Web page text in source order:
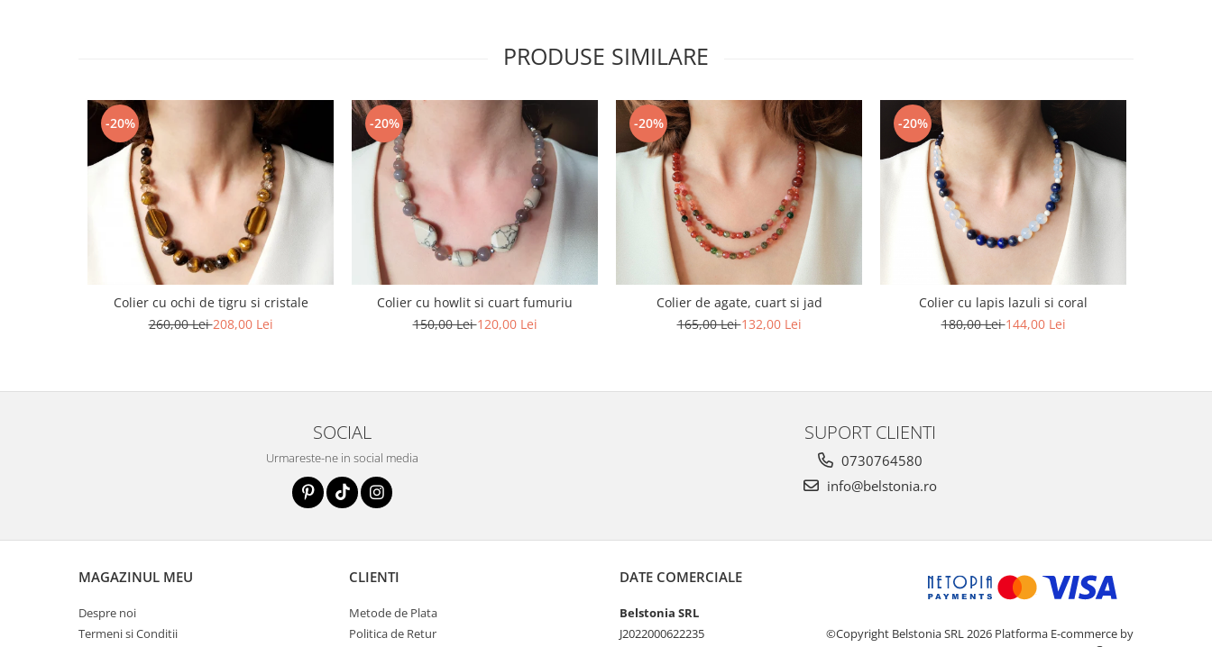
PRODUSE SIMILARE
-20%
Colier cu ochi de tigru si cristale
260,00 Lei208,00 Lei
-20%
Colier cu howlit si cuart fumuriu
150,00 Lei120,00 Lei
-20%
Colier de agate, cuart si jad
165,00 Lei132,00 Lei
-20%
Colier cu lapis lazuli si coral
180,00 Lei144,00 Lei
SOCIAL
Urmareste-ne in social media
SUPORT CLIENTI
0730764580
info@belstonia.ro
MAGAZINUL MEU
Despre noi
Termeni si Conditii
CLIENTI
Metode de Plata
Politica de Retur
DATE COMERCIALE
Belstonia SRL
J2022000622235
©Copyright Belstonia SRL 2026 Platforma E-commerce by